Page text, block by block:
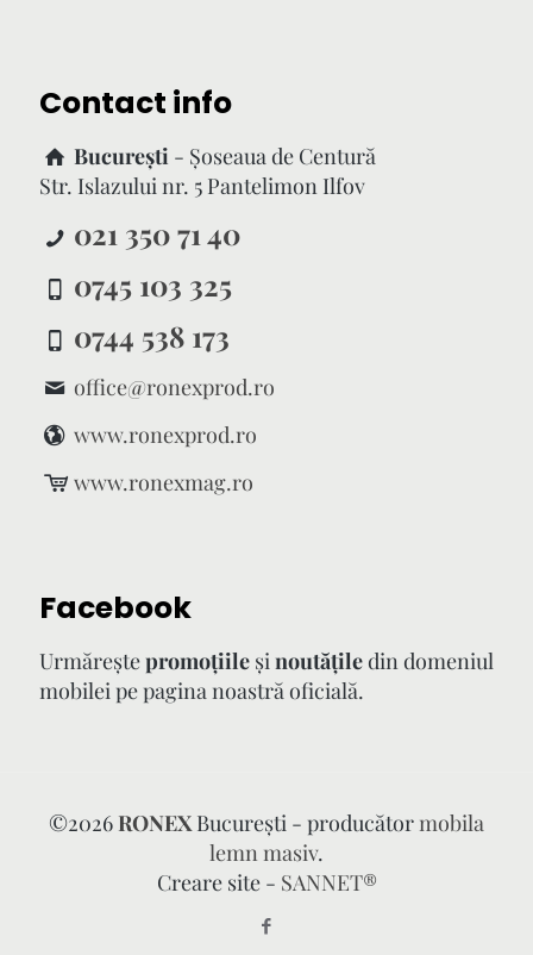
Contact info
București - Şoseaua de Centură
Str. Islazului nr. 5 Pantelimon Ilfov
021 350 71 40
0745 103 325
0744 538 173
office@ronexprod.ro
www.ronexprod.ro
www.ronexmag.ro
Facebook
Urmăreştepromoţiile şinoutăţiledin domeniul
mobilei pe pagina noastră oficială.
©2026RONEXBucurești - producătormobila
lemn masiv.
Creare site - SANNET®